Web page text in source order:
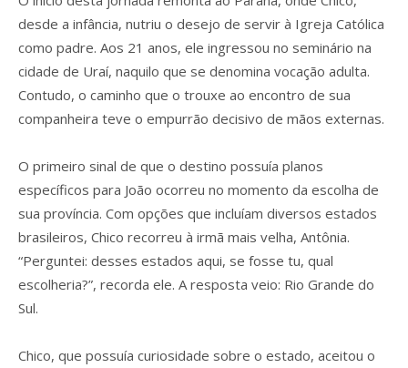
desde a infância, nutriu o desejo de servir à Igreja Católica
como padre. Aos 21 anos, ele ingressou no seminário na
cidade de Uraí, naquilo que se denomina vocação adulta.
Contudo, o caminho que o trouxe ao encontro de sua
companheira teve o empurrão decisivo de mãos externas.
O primeiro sinal de que o destino possuía planos
específicos para João ocorreu no momento da escolha de
sua província. Com opções que incluíam diversos estados
brasileiros, Chico recorreu à irmã mais velha, Antônia.
“Perguntei: desses estados aqui, se fosse tu, qual
escolheria?”, recorda ele. A resposta veio: Rio Grande do
Sul.
Chico, que possuía curiosidade sobre o estado, aceitou o